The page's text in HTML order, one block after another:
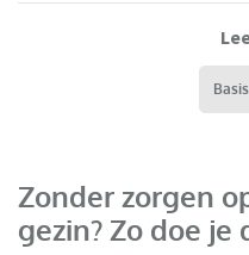
Zonder zorgen
gezin? Zo doe je